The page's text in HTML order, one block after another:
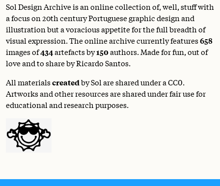
Sol Design Archive is an online collection of, well, stuff with
a focus on 20th century Portuguese graphic design and
illustration but a voracious appetite for the full breadth of
visual expression. The online archive currently features658
images of434artefacts by150authors. Made for fun, out of
love and to share by Ricardo Santos.
All materialscreatedby Sol are shared under aCC0.
Artworks and other resources are shared under fair use for
educational and research purposes.